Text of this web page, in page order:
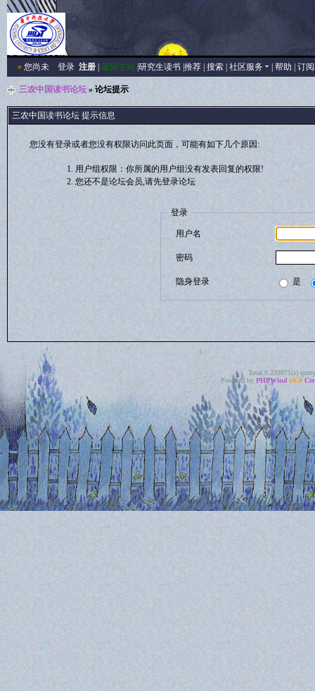
»您尚未 登录 注册| 返回主站| 研究生读书| 推荐| 搜索| 社区服务 帮助 订
三农中国读书论坛» 论坛提示
三农中国读书论坛 提示信息
您没有登录或者您没有权限访问此页面，可能有如下几个原因:
用户组权限：你所属的用户组没有发表回复的权限!
您还不是论坛会员,请先登录论坛
登录
用户名
密码
隐身登录 是
Total 0.239871(s)
Powered by PHPWind v6.0